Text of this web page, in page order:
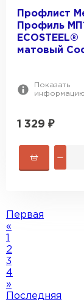
Профлист
Профиль
ECOSTEEL®
матовый
Показать
информацию
1 329 ₽
Первая
«
2
3
4
»
Последняя